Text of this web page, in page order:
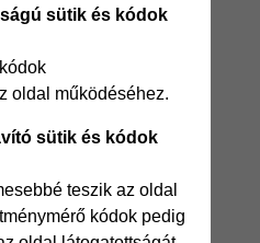
sütik és kódok
oldal működéséhez.
sütik és kódok
teszik az oldal
kódok pedig